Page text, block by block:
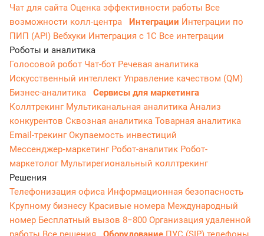
Чат для сайта Оценка эффективности работы Все
возможности колл-центра
Интеграции Интеграции по
ПИП (API) Вебхуки Интеграция с 1С Все интеграции
Роботы и аналитика
Голосовой робот Чат-бот Речевая аналитика
Искусственный интеллект Управление качеством (QM)
Бизнес-аналитика
Сервисы для маркетинга
Коллтрекинг Мультиканальная аналитика Анализ
конкурентов Сквозная аналитика Товарная аналитика
Email-трекингОкупаемость инвестиций
Мессенджер‑маркетинг Робот-аналитик Робот-
маркетолог Мультирегиональный коллтрекинг
Решения
Телефонизация офиса Информационная безопасность
Крупному бизнесу Красивые номера Международный
номер Бесплатный вызов 8−800 Организация удаленной